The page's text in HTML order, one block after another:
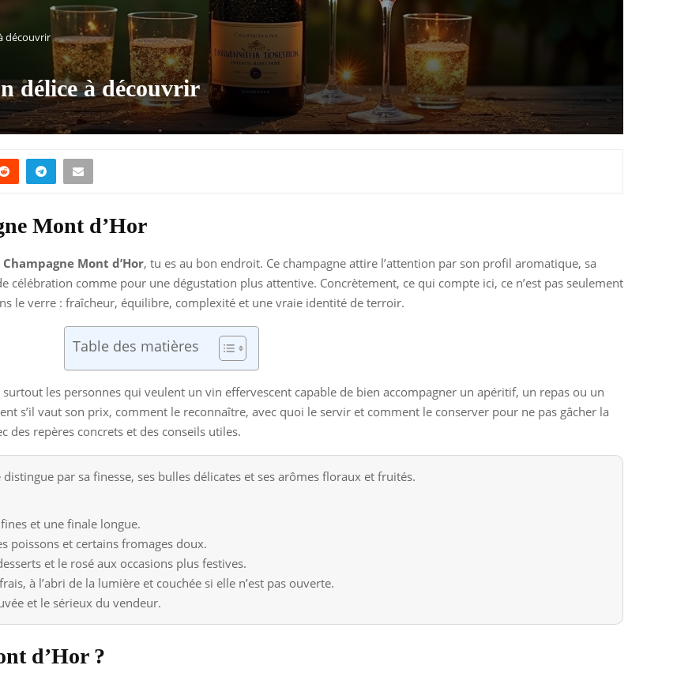
découvrir
délice à découvrir
Mont d’Hor
Champagne Mont d’Hor, tu es au bon endroit. Ce champagne attire l’attention par son profil aromatique, sa
célébration comme pour une dégustation plus attentive. Concrètement, ce qui compte ici, ce n’est pas seulement
le verre : fraîcheur, équilibre, complexité et une vraie identité de terroir.
Table des matières
surtout les personnes qui veulent un vin effervescent capable de bien accompagner un apéritif, un repas ou un
s’il vaut son prix, comment le reconnaître, avec quoi le servir et comment le conserver pour ne pas gâcher la
des repères concrets et des conseils utiles.
distingue par sa finesse, ses bulles délicates et ses arômes floraux et fruités.
et une finale longue.
poissons et certains fromages doux.
et le rosé aux occasions plus festives.
à l’abri de la lumière et couchée si elle n’est pas ouverte.
et le sérieux du vendeur.
d’Hor ?